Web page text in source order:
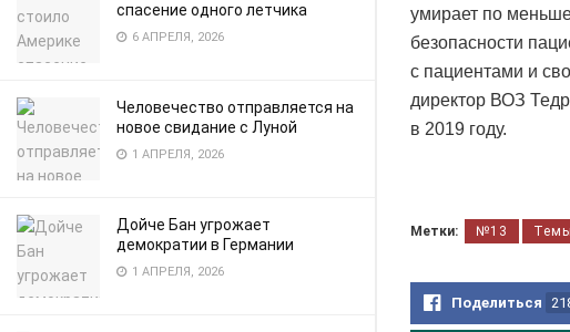
спасение одного летчика
6 АПРЕЛЯ, 2026
Человечество отправляется на
новое свидание с Луной
1 АПРЕЛЯ, 2026
Дойче Бан угрожает
демократии в Германии
1 АПРЕЛЯ, 2026
умирает по
безопасности
с пациентами и
директор ВОЗ
в 2019 году.
Метки: №13
Поделиться